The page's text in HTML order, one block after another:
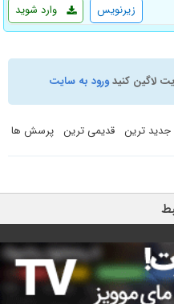
وارد شوید زیرنویس
لاگین کنیدورود به سایت
جدید ترین قدیمی ترین پرسش ها